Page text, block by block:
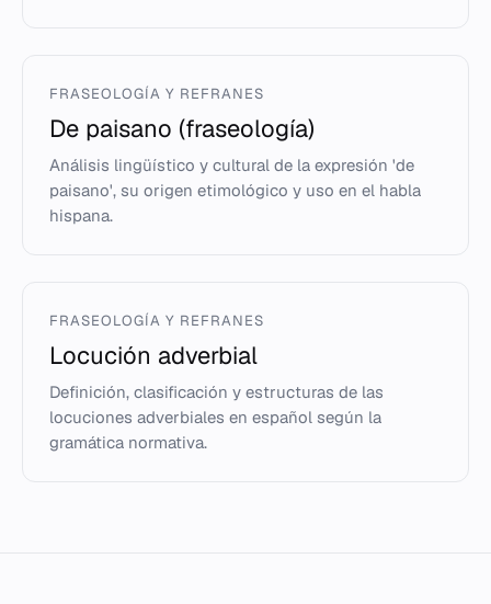
FRASEOLOGÍA Y REFRANES
De paisano (fraseología)
Análisis lingüístico y cultural de la expresión 'de
paisano', su origen etimológico y uso en el habla
hispana.
FRASEOLOGÍA Y REFRANES
Locución adverbial
Definición, clasificación y estructuras de las
locuciones adverbiales en español según la
gramática normativa.